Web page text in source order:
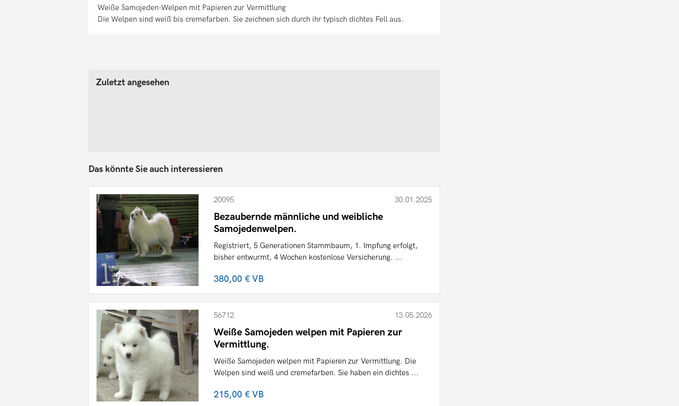
Weiße Samojeden-Welpen mit Papieren zur Vermittlung
Die Welpen sind weiß bis cremefarben. Sie zeichnen sich durch ihr typisch dichtes Fell aus.
Zuletzt angesehen
Das könnte Sie auch interessieren
20095 30.01.2025
Bezaubernde männliche und weibliche
Samojedenwelpen.
Registriert, 5 Generationen Stammbaum, 1. Impfung erfolgt,
bisher entwurmt, 4 Wochen kostenlose Versicherung. ...
380,00 €VB
56712 13.05.2026
Weiße Samojeden welpen mit Papieren zur
Vermittlung.
Weiße Samojeden welpen mit Papieren zur Vermittlung. Die
Welpen sind weiß und cremefarben. Sie haben ein dichtes ...
215,00 €VB